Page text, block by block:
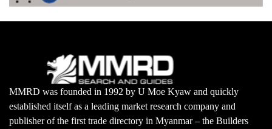
MMRD was founded in 1992 by U Moe Kyaw and quickly
established itself as a leading market research company and
publisher of the first trade directory in Myanmar – the Builders